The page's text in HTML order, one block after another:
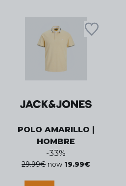
POLO AMARILLO |
HOMBRE
-33%
29.99€ now 19.99€